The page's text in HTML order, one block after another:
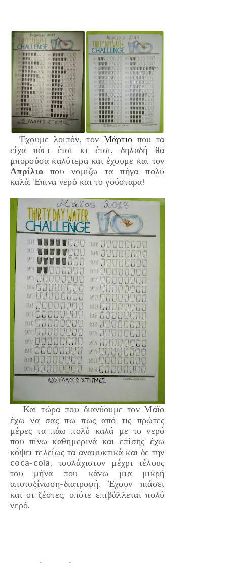
Έχουμε λοιπόν, τον Μάρτιο που τα
είχα πάει έτσι κι έτσι, δηλαδή θα
μπορούσα καλύτερα και έχουμε και τον
Απρίλιο που νομίζω τα πήγα πολύ
καλά. Έπινα νερό και το γούσταρα!
Και τώρα που διανύουμε τον Μάϊο
έχω να σας πω πως από τις πρώτες
μέρες τα πάω πολύ καλά με το νερό
που πίνω καθημερινά και επίσης έχω
κόψει τελείως τα αναψυκτικά και δε την
coca-cola, τουλάχιστον μέχρι τέλους
του μήνα που κάνω μια μικρή
αποτοξίνωση-διατροφή. Έχουν πιάσει
και οι ζέστες, οπότε επιβάλλεται πολύ
νερό.